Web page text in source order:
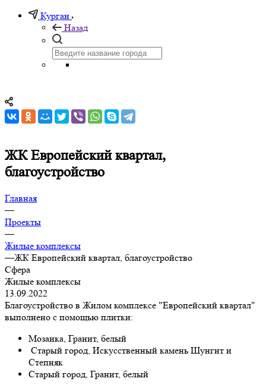
Курган
Назад
ЖК Европейский квартал,
благоустройство
Главная
—
Проекты
—
Жилые комплексы
—ЖК Европейский квартал, благоустройство
Сфера
Жилые комплексы
13.09.2022
Благоустройство в Жилом комплексе "Европейский квартал"
выполнено с помощью плитки:
Мозаика, Гранит, белый
Старый город, Искусственный камень Шунгит и
Степняк
Старый город, Гранит, белый